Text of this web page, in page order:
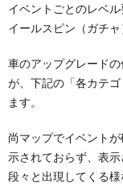
イベントごとのレベ
イールスピン（ガチ
車のアップグレード
が、下記の「各カテ
ます。
尚マップでイベント
示されておらず、表示
段々と出現してくる様